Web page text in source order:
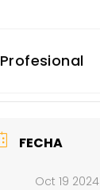
Profesional
FECHA
Oct 19 2024